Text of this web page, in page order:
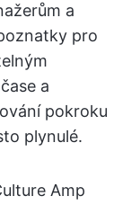
a
pro
a
pokroku
plynulé.
Amp